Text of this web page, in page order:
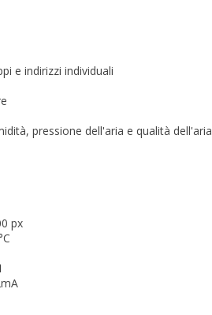
e indirizzi individuali
pressione dell'aria e qualità dell'aria
px